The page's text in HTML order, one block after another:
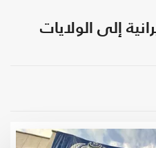
إلى الولايات